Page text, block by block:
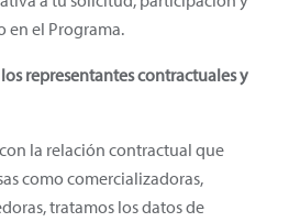
en el Programa.
representantes contractuales y
la relación contractual que
como comercializadoras,
tratamos los datos de